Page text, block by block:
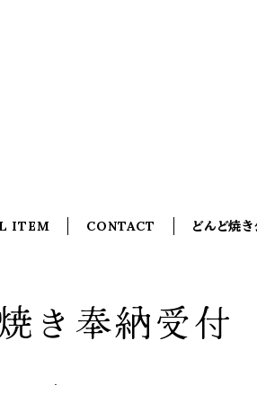
ITEM CONTACT どんど焼
き奉納受付